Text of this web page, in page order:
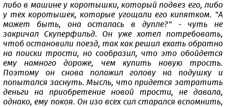
либо в машине у коротышки, который подвез его, либо
у тех коротышек, которые угощали его кипятком. "А
может быть, она осталась в дупле?" - чуть не
закричал Скуперфильд. Он уже хотел потребовать,
чтоб остановили поезд, так как решил ехать обратно
на поиски трости, но сообразил, что это обойдется
ему намного дороже, чем купить новую трость.
Поэтому он снова положил голову на подушку и
попытался заснуть. Мысль, что придется затратить
деньги на приобретение новой трости, не давала,
однако, ему покоя. Он изо всех сил старался вспомнить,